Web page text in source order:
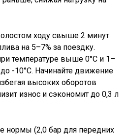
ходу свыше 2 минут
на 5–7% за поездку.
температуре выше 0°C и 1–
-10°C. Начинайте движение
высоких оборотов
износ и сэкономит до 0,3 л
нормы (2,0 бар для передних